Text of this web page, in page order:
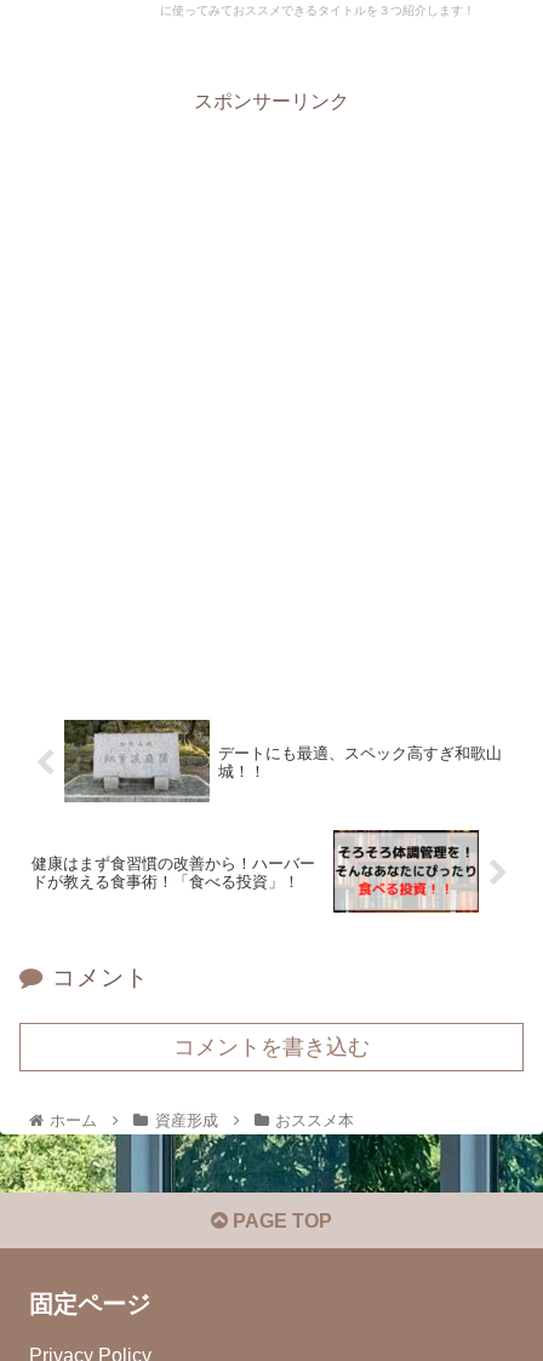
に使ってみておススメできるタイトルを３つ紹介します！
スポンサーリンク
デートにも最適、スペック高すぎ和歌山
城！！
健康はまず食習慣の改善から！ハーバー
ドが教える食事術！「食べる投資」！
コメント
コメントを書き込む
ホーム 資産形成 おススメ本
PAGE TOP
固定ページ
Privacy Policy